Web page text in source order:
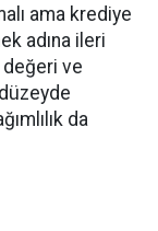
ama krediye
adına ileri
değeri ve
da